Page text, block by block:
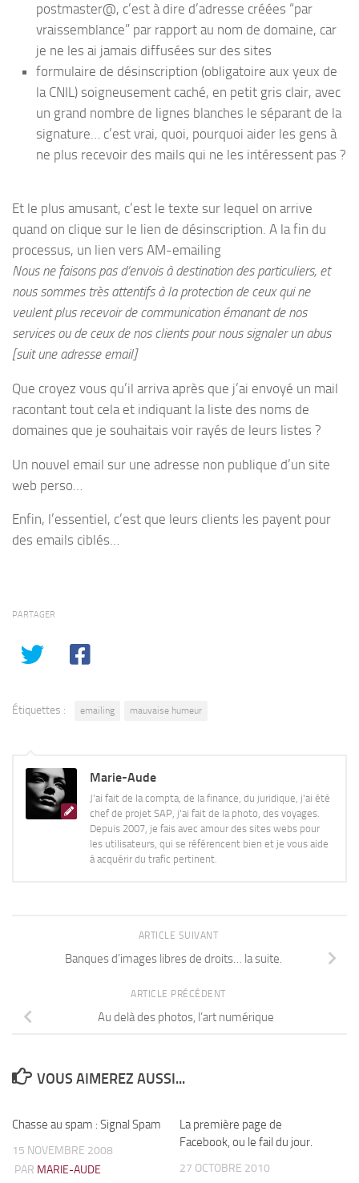
postmaster@, c’est à dire d’adresse créées “par
vraissemblance” par rapport au nom de domaine, car
je ne les ai jamais diffusées sur des sites
formulaire de désinscription (obligatoire aux yeux de
la CNIL) soigneusement caché, en petit gris clair, avec
un grand nombre de lignes blanches le séparant de la
signature… c’est vrai, quoi, pourquoi aider les gens à
ne plus recevoir des mails qui ne les intéressent pas ?
Et le plus amusant, c’est le texte sur lequel on arrive
quand on clique sur le lien de désinscription. A la fin du
processus, un lien vers AM-emailing
Nous ne faisons pas d’envois à destination des particuliers, et
nous sommes très attentifs à la protection de ceux qui ne
veulent plus recevoir de communication émanant de nos
services ou de ceux de nos clients pour nous signaler un abus
[suit une adresse email]
Que croyez vous qu’il arriva après que j’ai envoyé un mail
racontant tout cela et indiquant la liste des noms de
domaines que je souhaitais voir rayés de leurs listes ?
Un nouvel email sur une adresse non publique d’un site
web perso…
Enfin, l’essentiel, c’est que leurs clients les payent pour
des emails ciblés…
PARTAGER
Étiquettes : emailing mauvaise humeur
Marie-Aude
J'ai fait de la compta, de la finance, du juridique, j'ai été
chef de projet SAP, j'ai fait de la photo, des voyages.
Depuis 2007, je fais avec amour des sites webs pour
les utilisateurs, qui se référencent bien et je vous aide
à acquérir du trafic pertinent.
ARTICLE SUIVANT
Banques d’images libres de droits… la suite.
ARTICLE PRÉCÉDENT
Au delà des photos, l’art numérique
VOUS AIMEREZ AUSSI...
Chasse au spam : Signal Spam
15 NOVEMBRE 2008
PAR MARIE-AUDE
La première page de
Facebook, ou le fail du jour.
27 OCTOBRE 2010